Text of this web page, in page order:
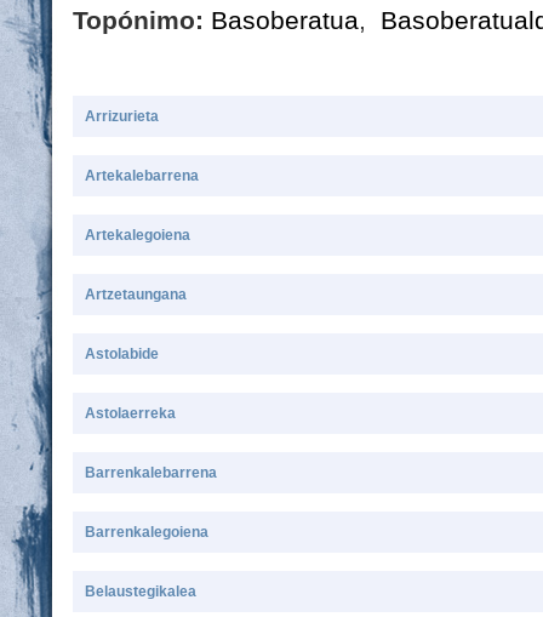
Topónimo: Basoberatua,
Arrizurieta
Artekalebarrena
Artekalegoiena
Artzetaungana
Astolabide
Astolaerreka
Barrenkalebarrena
Barrenkalegoiena
Belaustegikalea